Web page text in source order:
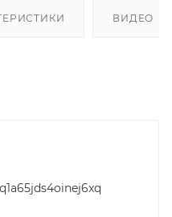
ВИДЕО